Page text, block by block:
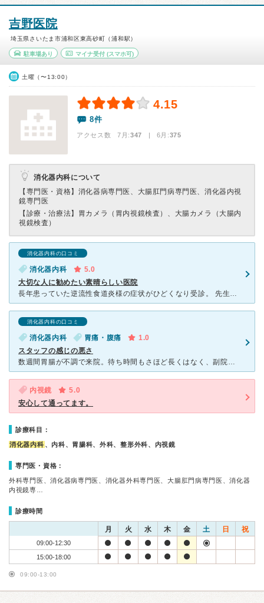
吉野医院
埼玉県さいたま市浦和区東高砂町（浦和駅）
駐車場あり マイナ受付(スマホ可)
土曜（〜13:00）
4.15
8件
アクセス数 7月:347 | 6月:375
消化器内科について
【専門医・資格】 消化器病専門医、大腸肛門病専門医、消化器内視
鏡専門医
【診療・治療法】 胃カメラ（胃内視鏡検査）、大腸カメラ（大腸内
視鏡検査）
消化器内科の口コミ
消化器内科
5.0
大切な人に勧めたい素晴らしい医院
長年患っていた逆流性食道炎様の症状がひどくなり受診。 先生の問診や処置、検査後のご説明は大変丁寧で安心して受診できます。特に感動したのはこちらの質問にどんなことでも嫌な顔一つせずどこまでも大変丁寧に
消化器内科の口コミ
消化器内科 胃痛・腹痛
1.0
スタッフの感じの悪さ
数週間胃腸が不調で来院。待ち時間もさほど長くはなく、副院長先生の診察の内容への不満はないが、受付の感じの悪さ、馬鹿にしたような対応が不快だった。老人を馬鹿にしているのだろうか。もう少し人に寄り添った対
内視鏡
5.0
安心して通ってます。
診療科目：
消化器内科 、内科、胃腸科、外科、整形外科、内視鏡
専門医・資格：
外科専門医、消化器病専門医、消化器外科専門医、大腸肛門病専門医、消化器
内視鏡専…
診療時間
月 火 水 木 金 土 日 祝
09:00-12:30
15:00-18:00
09:00-13:00